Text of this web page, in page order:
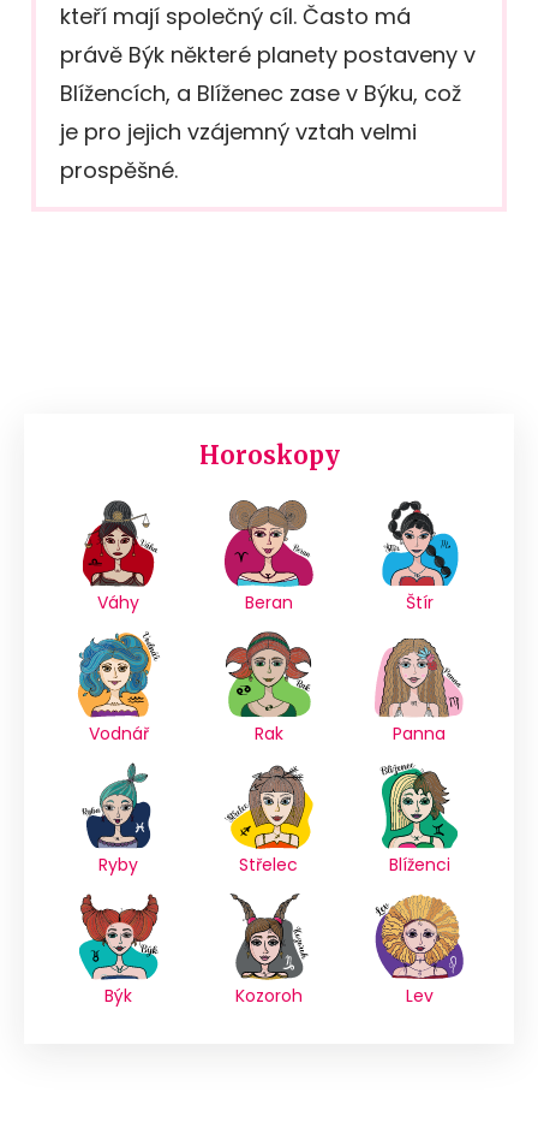
kteří mají společný cíl. Často má
právě Býk některé planety postaveny v
Blížencích, a Blíženec zase v Býku, což
je pro jejich vzájemný vztah velmi
prospěšné.
Horoskopy
Váhy Beran Štír
Vodnář Rak Panna
Ryby Střelec Blíženci
Býk Kozoroh Lev